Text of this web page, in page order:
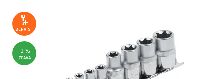
SERVIS+
-3 %
ZĽAVA